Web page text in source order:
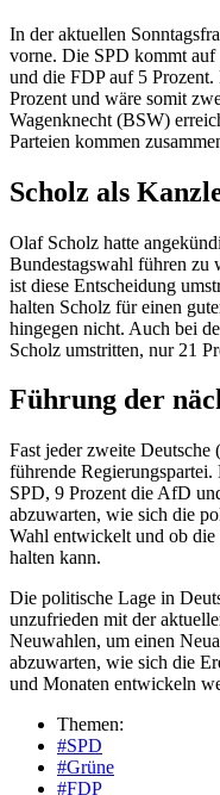
In der aktuellen
vorne. Die SPD kommt auf
und die FDP auf 5
Prozent und wäre somit
Wagenknecht (BSW)
Parteien kommen
Scholz als
Olaf Scholz hatte
Bundestagswahl führen zu
ist diese Entscheidung
halten Scholz für einen
hingegen nicht. Auch bei
Scholz umstritten, nur 21
Führung der
Fast jeder zweite
führende
SPD, 9 Prozent die AfD
abzuwarten, wie sich die
Wahl entwickelt und ob
halten kann.
Die politische Lage in
unzufrieden mit der
Neuwahlen, um einen
abzuwarten, wie sich die
und Monaten entwickeln
Themen:
#SPD
#Grüne
#FDP